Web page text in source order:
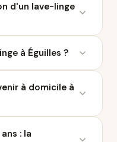
d'un lave-linge
À Éguilles, 19
Ça Repart. Avec le
jusqu'à 0 €
à Éguilles ?
Parcourez la liste
Google, les labels
le plus
à domicile à
autour de
: la